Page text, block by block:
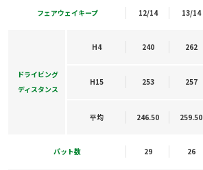
フェアウェイキープ 12/14 13/14
ドライビング
ディスタンス
H4 240 262
H15 253 257
平均 246.50 259.50
パット数 29 26